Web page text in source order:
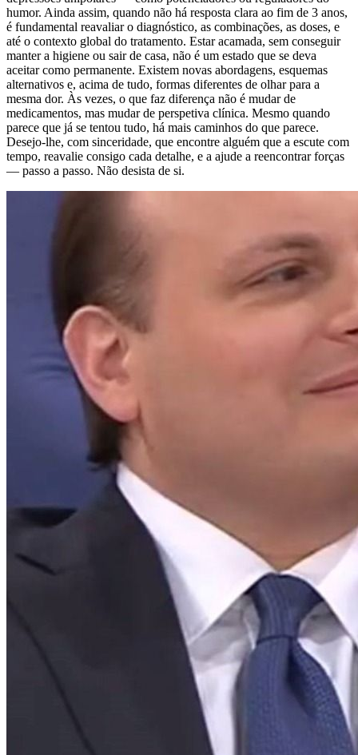
humor. Ainda assim, quando não há resposta clara ao fim de 3 anos,
é fundamental reavaliar o diagnóstico, as combinações, as doses, e
até o contexto global do tratamento. Estar acamada, sem conseguir
manter a higiene ou sair de casa, não é um estado que se deva
aceitar como permanente. Existem novas abordagens, esquemas
alternativos e, acima de tudo, formas diferentes de olhar para a
mesma dor. Às vezes, o que faz diferença não é mudar de
medicamentos, mas mudar de perspetiva clínica. Mesmo quando
parece que já se tentou tudo, há mais caminhos do que parece.
Desejo-lhe, com sinceridade, que encontre alguém que a escute com
tempo, reavalie consigo cada detalhe, e a ajude a reencontrar forças
— passo a passo. Não desista de si.